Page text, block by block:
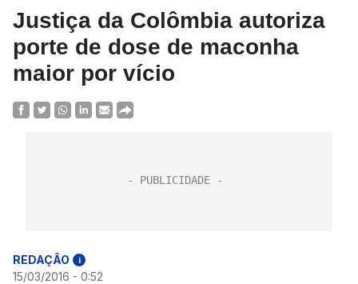
Justiça da Colômbia autoriza
porte de dose de maconha
maior por vício
REDAÇÃO i
15/03/2016 - 0:52